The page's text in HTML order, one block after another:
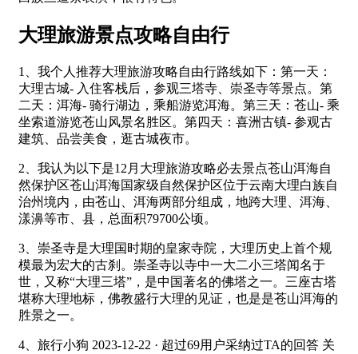
大理旅游景点攻略自由行
1、我个人推荐大理旅游攻略自由行路线如下：第一天：
大理古城- 入住客栈后，参观三塔寺、崇圣寺等景点。第
二天：洱海- 骑行湖边，乘船游览洱海。第三天：苍山- 乘
坐索道游览苍山风景名胜区。第四天：喜洲古镇- 参观古
建筑、品尝美食，逛古城夜市。
2、我认为以下是12月大理旅游攻略必去景点苍山洱海自
然保护区苍山洱海国家级自然保护区位于云南大理白族自
治州境内，由苍山、洱海两部分组成，地跨大理、洱海、
漾濞等市、县，总面积79700公顷。
3、崇圣寺是大理国时期的皇家寺院，大理历史上首个规
模最为宏大的古刹。崇圣寺以寺中一大二小三塔闻名于
世，又称“大理三塔”，是中国著名的佛塔之一。三座古塔
堪称大理地标，佛教盛行大理的见证，也是是苍山洱海的
胜景之一。
4、旅行小狗 2023-12-22 · 超过69用户采纳过TA的回答 关